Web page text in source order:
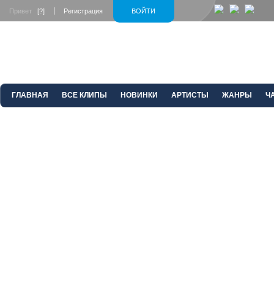
ВОЙТИ
Привет [?] Регистрация
ГЛАВНАЯ ВСЕ КЛИПЫ НОВИНКИ АРТИСТЫ ЖАНРЫ